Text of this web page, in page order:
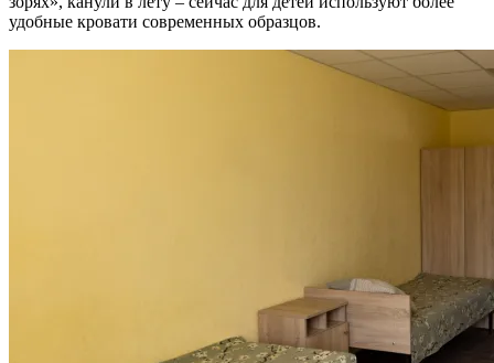
удобные кровати современных образцов.